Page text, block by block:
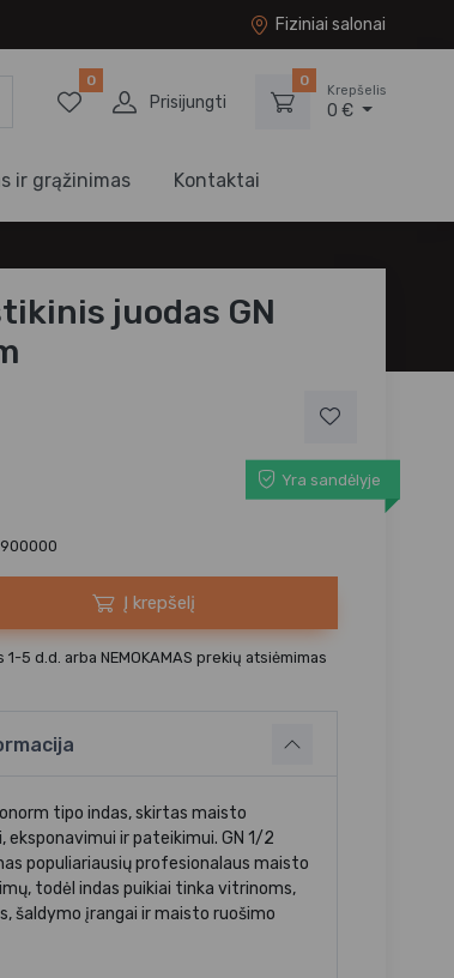
Fiziniai salonai
0
Prisijungti
0
Krepšelis
0 €
ir grąžinimas Kontaktai
juodas GN
Yra sandėlyje
Į krepšelį
5 d.d. arba NEMOKAMAS prekių atsiėmimas
tipo indas, skirtas maisto
eksponavimui ir pateikimui. GN 1/2
populiariausių profesionalaus maisto
todėl indas puikiai tinka vitrinoms,
šaldymo įrangai ir maisto ruošimo